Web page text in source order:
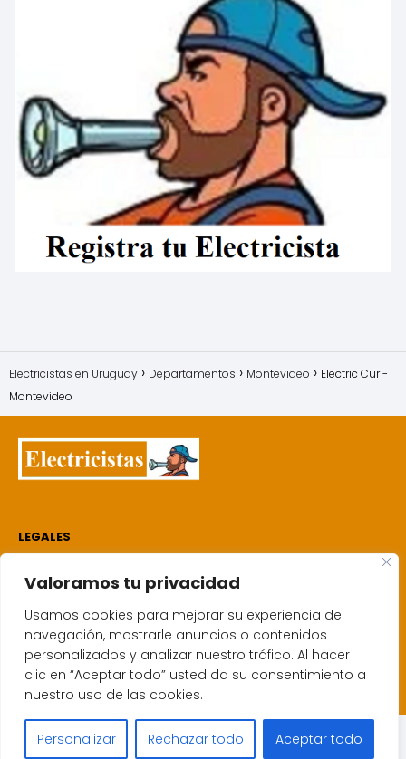
Valoramos tu privacidad
Usamos cookies para mejorar su experiencia de
navegación, mostrarle anuncios o contenidos
personalizados y analizar nuestro tráfico. Al hacer
clic en “Aceptar todo” usted da su consentimiento a
nuestro uso de las cookies.
Personalizar Rechazar todo Aceptar todo
Electricistas en Uruguay Departamentos Montevideo
Electric Cur -
Montevideo
LEGALES
Quien soy
Política de cookies
Aviso de privacidad
Mapa del sitio
Contacto